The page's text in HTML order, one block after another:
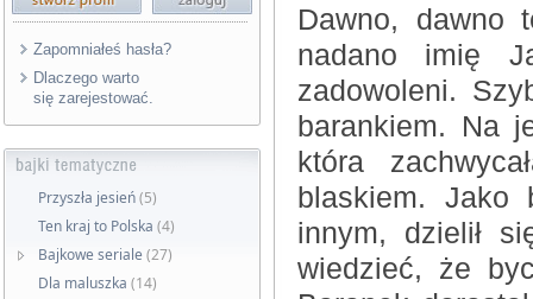
Zapomniałeś hasła?
Dlaczego warto
się zarejestować.
Przyszła jesień(5)
Ten kraj to Polska (4)
Bajkowe seriale (27)
Dla maluszka (14)
Dawno, dawno
nadano imię
zadowoleni.
barankiem. Na
która
blaskiem. Jako
innym, dzielił
wiedzieć, że